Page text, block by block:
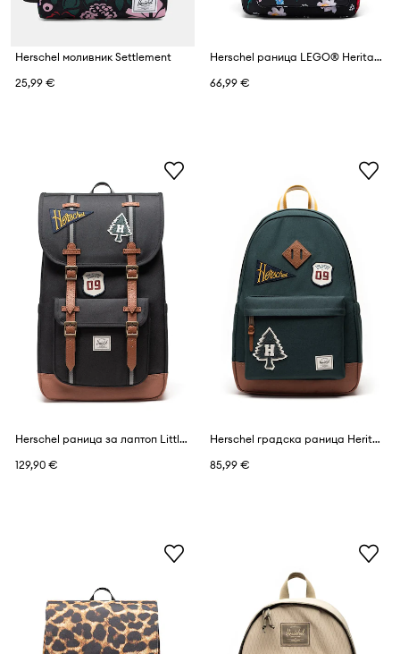
Herschel моливник Settlement
25,99 €
Herschel раница LEGO® Heritage™
66,99 €
Herschel раница за лаптоп Little America™
129,90 €
Herschel градска раница Heritage
85,99 €